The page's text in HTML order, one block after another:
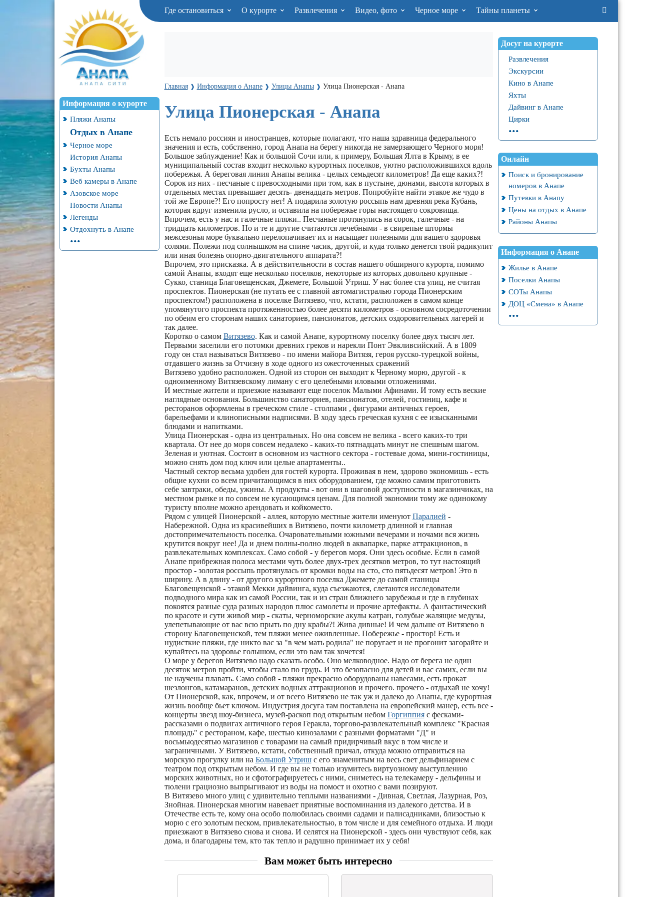
Где остановиться О курорте Развлечения Видео, фото Черное море Тайны планеты
Информация о курорте
Пляжи Анапы
Отдых в Анапе
Черное море
История Анапы
Бухты Анапы
Веб камеры в Анапе
Азовское море
Новости Анапы
Легенды
Отдохнуть в Анапе
...
Главная ❱ Информация о Анапе ❱ Улицы Анапы ❱ Улица Пионерская - Анапа
Улица Пионерская - Анапа
Есть немало россиян и иностранцев, которые полагают, что наша здравница федерального
значения и есть, собственно, город Анапа на берегу никогда не замерзающего Черного моря!
Большое заблуждение! Как и большой Сочи или, к примеру, Большая Ялта в Крыму, в ее
муниципальный состав входит несколько курортных поселков, уютно расположившихся вдоль
побережья. А береговая линия Анапы велика - целых семьдесят километров! Да еще каких?!
Сорок из них - песчаные с превосходными при том, как в пустыне, дюнами, высота которых в
отдельных местах превышает десять- двенадцать метров. Попробуйте найти этакое же чудо в
той же Европе?! Его попросту нет! А подарила золотую россыпь нам древняя река Кубань,
которая вдруг изменила русло, и оставила на побережье горы настоящего сокровища.
Впрочем, есть у нас и галечные пляжи.. Песчаные протянулись на сорок, галечные - на
тридцать километров. Но и те и другие считаются лечебными - в свирепые штормы
межсезонья море буквально перелопачивает их и насыщает полезными для вашего здоровья
солями. Полежи под солнышком на спине часик, другой, и куда только денется твой радикулит
или иная болезнь опорно-двигательного аппарата?!
Впрочем, это присказка. А в действительности в состав нашего обширного курорта, помимо
самой Анапы, входят еще несколько поселков, некоторые из которых довольно крупные -
Сукко, станица Благовещенская, Джемете, Большой Утриш. У нас более ста улиц, не считая
проспектов. Пионерская (не путать ее с главной автомагистралью города Пионерским
проспектом!) расположена в поселке Витязево, что, кстати, расположен в самом конце
упомянутого проспекта протяженностью более десяти километров - основном сосредоточении
по обеим его сторонам наших санаториев, пансионатов, детских оздоровительных лагерей и
так далее.
Коротко о самом Витязево. Как и самой Анапе, курортному поселку более двух тысяч лет.
Первыми заселили его потомки древних греков и нарекли Понт Эвкливсийский. А в 1809
году он стал называться Витязево - по имени майора Витязя, героя русско-турецкой войны,
отдавшего жизнь за Отчизну в ходе одного из ожесточенных сражений
Витязево удобно расположен. Одной из сторон он выходит к Черному морю, другой - к
одноименному Витязевскому лиману с его целебными иловыми отложениями.
И местные жители и приезжие называют еще поселок Малыми Афинами. И тому есть веские
наглядные основания. Большинство санаториев, пансионатов, отелей, гостиниц, кафе и
ресторанов оформлены в греческом стиле - столпами , фигурами античных героев,
барельефами и клинописными надписями. В ходу здесь греческая кухня с ее изысканными
блюдами и напитками.
Улица Пионерская - одна из центральных. Но она совсем не велика - всего каких-то три
квартала. От нее до моря совсем недалеко - каких-то пятнадцать минут не спешным шагом.
Зеленая и уютная. Состоит в основном из частного сектора - гостевые дома, мини-гостиницы,
можно снять дом под ключ или целые апартаменты..
Частный сектор весьма удобен для гостей курорта. Проживая в нем, здорово экономишь - есть
общие кухни со всем причитающимся в них оборудованием, где можно самим приготовить
себе завтраки, обеды, ужины. А продукты - вот они в шаговой доступности в магазинчиках, на
местном рынке и по совсем не кусающимся ценам. Для полной экономии тому же одинокому
туристу вполне можно арендовать и койкоместо.
Рядом с улицей Пионерской - аллея, которую местные жители именуют Паралией -
Набережной. Одна из красивейших в Витязево, почти километр длинной и главная
достопримечательность поселка. Очаровательными южными вечерами и ночами вся жизнь
крутится вокруг нее! Да и днем полны-полно людей в аквапарке, парке аттракционов, в
развлекательных комплексах. Само собой - у берегов моря. Они здесь особые. Если в самой
Анапе прибрежная полоса местами чуть более двух-трех десятков метров, то тут настоящий
простор - золотая россыпь протянулась от кромки воды на сто, сто пятьдесят метров! Это в
ширину. А в длину - от другого курортного поселка Джемете до самой станицы
Благовещенской - этакой Мекки дайвинга, куда съезжаются, слетаются исследователи
подводного мира как из самой России, так и из стран ближнего зарубежья и где в глубинах
покоятся разные суда разных народов плюс самолеты и прочие артефакты. А фантастический
по красоте и сути живой мир - скаты, черноморские акулы катран, голубые жалящие медузы,
улепетывающие от вас всю прыть по дну крабы?! Жива дивные! И чем дальше от Витязево в
сторону Благовещенской, тем пляжи менее оживленные. Побережье - простор! Есть и
нудисткие пляжи, где никто вас за "в чем мать родила" не поругает и не прогонит загорайте и
купайтесь на здоровье голышом, если это вам так хочется!
О море у берегов Витязево надо сказать особо. Оно мелководное. Надо от берега не один
десяток метров пройти, чтобы стало по грудь. И это безопасно для детей и вас самих, если вы
не научены плавать. Само собой - пляжи прекрасно оборудованы навесами, есть прокат
шезлонгов, катамаранов, детских водных аттракционов и прочего. прочего - отдыхай не хочу!
От Пионерской, как, впрочем, и от всего Витязево не так уж и далеко до Анапы, где курортная
жизнь вообще бьет ключом. Индустрия досуга там поставлена на европейский манер, есть все -
концерты звезд шоу-бизнеса, музей-раскоп под открытым небом Горгиппияс фесками-
рассказами о подвигах античного героя Геракла, торгово-развлекательный комплекс "Красная
площадь" с рестораном, кафе, шестью кинозалами с разными форматами "Д" и
восьмьюдесятью магазинов с товарами на самый придирчивый вкус в том числе и
заграничными. У Витязево, кстати, собственный причал, откуда можно отправиться на
морскую прогулку или на Большой Утришс его знаменитым на весь свет дельфинарием с
театром под открытым небом. И где вы не только изумитесь виртуозному выступлению
морских животных, но и сфотографируетесь с ними, сниметесь на телекамеру - дельфины и
тюлени грациозно выпрыгивают из воды на помост и охотно с вами позируют.
В Витязево много улиц с удивительно теплыми названиями - Дивная, Светлая, Лазурная, Роз,
Знойная. Пионерская многим навевает приятные воспоминания из далекого детства. И в
Отечестве есть те, кому она особо полюбилась своими садами и палисадниками, близостью к
морю с его золотым песком, привлекательностью, в том числе и для семейного отдыха. И люди
приезжают в Витязево снова и снова. И селятся на Пионерской - здесь они чувствуют себя, как
дома, и благодарны тем, кто так тепло и радушно принимает их у себя!
Вам может быть интересно
Досуг на курорте
Развлечения
Экскурсии
Кино в Анапе
Яхты
Дайвинг в Анапе
Цирки
...
Онлайн
Поиск и бронирование
номеров в Анапе
Путевки в Анапу
Цены на отдых в Анапе
Районы Анапы
Информация о Анапе
Жилье в Анапе
Поселки Анапы
СОТы Анапы
ДОЦ «Смена» в Анапе
...